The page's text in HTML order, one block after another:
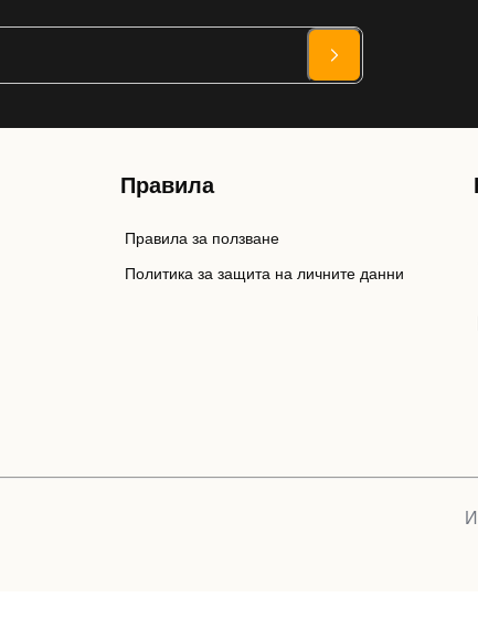
Правила
Правила за ползване
Политика за защита на личните данни